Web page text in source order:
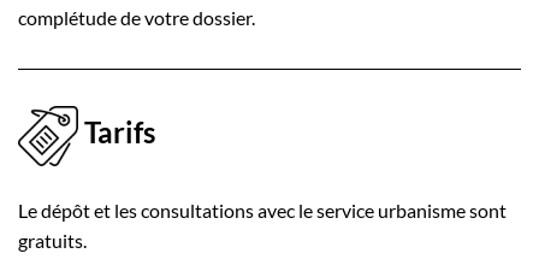
complétude de votre dossier.
Tarifs
Le dépôt et les consultations avec le service urbanisme sont
gratuits.